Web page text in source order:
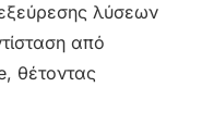
λύσεων
από
θέτοντας